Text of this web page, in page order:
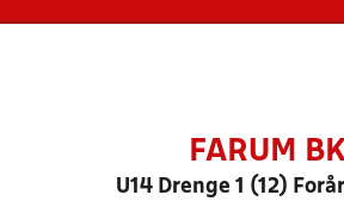
FARUM
U14 Drenge 1 (12)